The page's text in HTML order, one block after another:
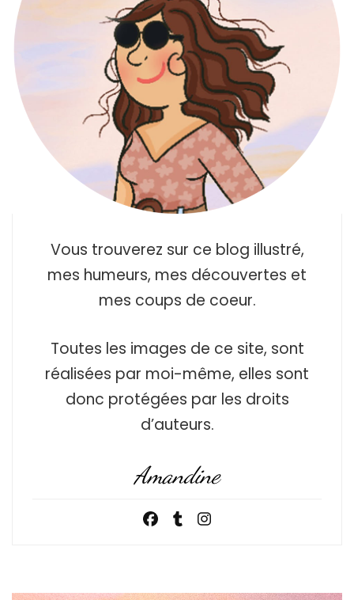
Vous trouverez sur ce blog illustré,
mes humeurs, mes découvertes et
mes coups de coeur.
Toutes les images de ce site, sont
réalisées par moi-même, elles sont
donc protégées par les droits
d’auteurs.
Amandine